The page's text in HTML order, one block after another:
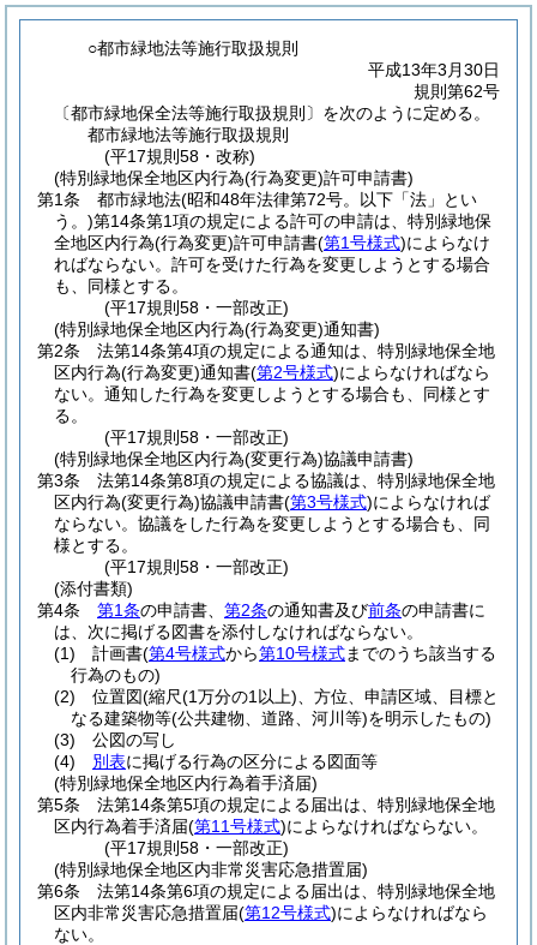
○都市緑地法等施行取扱規則
平成13年3月30日
規則第62号
〔都市緑地保全法等施行取扱規則〕を次のように定める。
都市緑地法等施行取扱規則
(平17規則58・改称)
(特別緑地保全地区内行為(行為変更)許可申請書)
第1条
都市緑地法(昭和48年法律第72号。以下「法」とい
う。)第14条第1項の規定による許可の申請は、特別緑地保
全地区内行為(行為変更)許可申請書(第1号様式)によらなけ
ればならない。 許可を受けた行為を変更しようとする場合
も、同様とする。
(平17規則58・一部改正)
(特別緑地保全地区内行為(行為変更)通知書)
第2条
法第14条第4項の規定による通知は、特別緑地保全地
区内行為(行為変更)通知書(第2号様式)によらなければなら
ない。 通知した行為を変更しようとする場合も、同様とす
る。
(平17規則58・一部改正)
(特別緑地保全地区内行為(変更行為)協議申請書)
第3条
法第14条第8項の規定による協議は、特別緑地保全地
区内行為(変更行為)協議申請書(第3号様式)によらなければ
ならない。 協議をした行為を変更しようとする場合も、同
様とする。
(平17規則58・一部改正)
(添付書類)
第4条
第1条の申請書、 第2条の通知書及び前条の申請書に
は、次に掲げる図書を添付しなければならない。
(1)
計画書(第4号様式から第10号様式までのうち該当する
行為のもの)
(2)
位置図(縮尺(1万分の1以上) 、方位、申請区域、目標と
なる建築物等(公共建物、道路、河川等)を明示したもの)
(3)
公図の写し
(4)
別表に掲げる行為の区分による図面等
(特別緑地保全地区内行為着手済届)
第5条
法第14条第5項の規定による届出は、特別緑地保全地
区内行為着手済届(第11号様式)によらなければならない。
(平17規則58・一部改正)
(特別緑地保全地区内非常災害応急措置届)
第6条
法第14条第6項の規定による届出は、特別緑地保全地
区内非常災害応急措置届(第12号様式)によらなければなら
ない。